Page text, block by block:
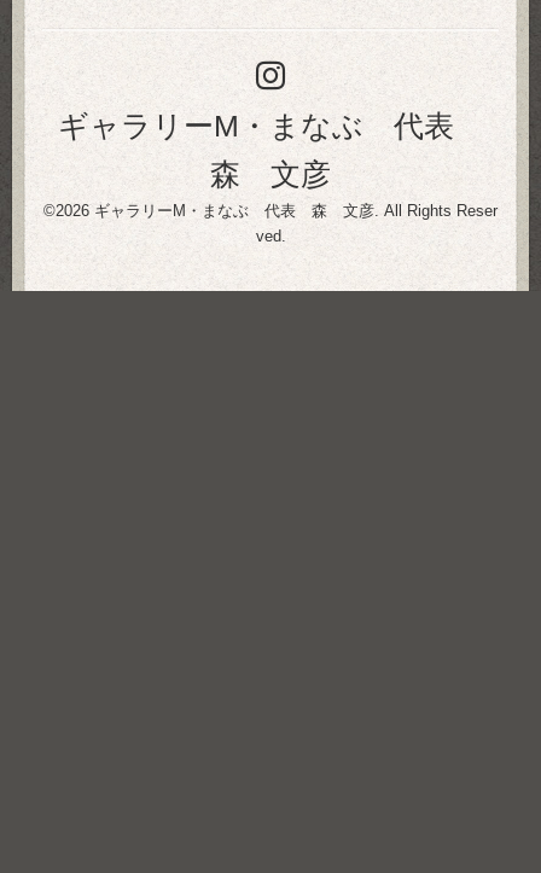
ギャラリーM・まなぶ 代表
森 文彦
©2026 ギャラリーM・まなぶ 代表 森 文彦. All Rights Reser
ved.